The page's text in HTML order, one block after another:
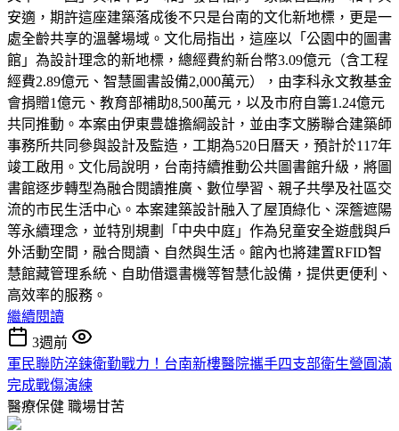
安適，期許這座建築落成後不只是台南的文化新地標，更是一
處全齡共享的溫馨場域。文化局指出，這座以「公園中的圖書
館」為設計理念的新地標，總經費約新台幣3.09億元（含工程
經費2.89億元、智慧圖書設備2,000萬元），由李科永文教基金
會捐贈1億元、教育部補助8,500萬元，以及市府自籌1.24億元
共同推動。本案由伊東豊雄擔綱設計，並由李文勝聯合建築師
事務所共同參與設計及監造，工期為520日曆天，預計於117年
竣工啟用。文化局說明，台南持續推動公共圖書館升級，將圖
書館逐步轉型為融合閱讀推廣、數位學習、親子共學及社區交
流的市民生活中心。本案建築設計融入了屋頂綠化、深簷遮陽
等永續理念，並特別規劃「中央中庭」作為兒童安全遊戲與戶
外活動空間，融合閱讀、自然與生活。館內也將建置RFID智
慧館藏管理系統、自助借還書機等智慧化設備，提供更便利、
高效率的服務。
繼續閱讀
3週前
軍民聯防淬鍊衛勤戰力！台南新樓醫院攜手四支部衛生營圓滿
完成戰傷演練
醫療保健 職場甘苦